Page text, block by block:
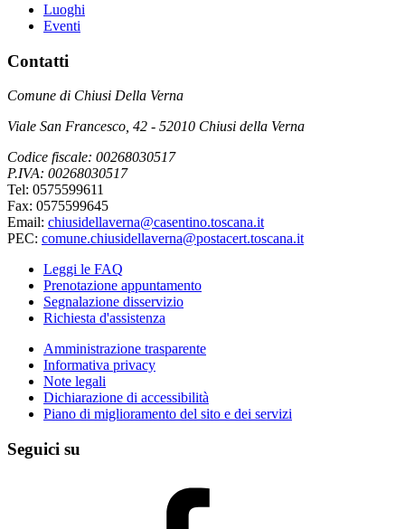
Luoghi
Eventi
Contatti
Comune di Chiusi Della Verna
Viale San Francesco, 42 - 52010 Chiusi della Verna
Codice fiscale: 00268030517
P.IVA: 00268030517
Tel: 0575599611
Fax: 0575599645
Email: chiusidellaverna@casentino.toscana.it
PEC: comune.chiusidellaverna@postacert.toscana.it
Leggi le FAQ
Prenotazione appuntamento
Segnalazione disservizio
Richiesta d'assistenza
Amministrazione trasparente
Informativa privacy
Note legali
Dichiarazione di accessibilità
Piano di miglioramento del sito e dei servizi
Seguici su